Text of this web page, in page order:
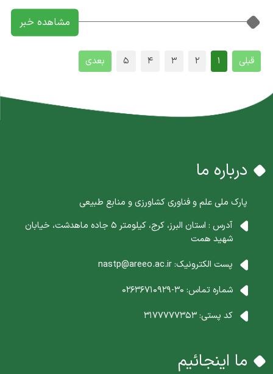
مشاهده خبر
قبلی 1
2
3
4
5 بعدی
درباره ما
پارک ملی علم و فناوری کشاورزی و منابع طبیعی
آدرس : استان البرز، کرج، کیلومتر 5 جاده ماهدشت، خیابان
شهید همت
پست الکترونیک:nastp@areeo.ac.ir
شماره تماس: 30-02636710929
کد پستی:3177777353
ما اینجائیم